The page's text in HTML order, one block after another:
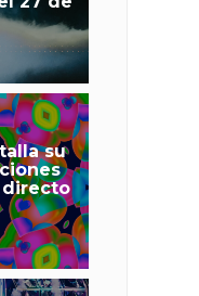
su
directo